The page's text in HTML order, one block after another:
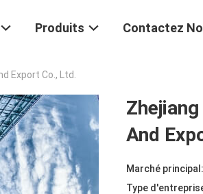
Produits Contactez
Export Co., Ltd.
And
Marché principal:
Type